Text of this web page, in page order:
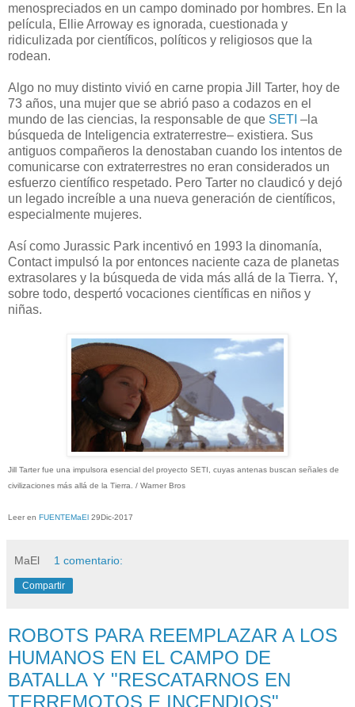
menospreciados en un campo dominado por hombres. En la
película, Ellie Arroway es ignorada, cuestionada y
ridiculizada por científicos, políticos y religiosos que la
rodean.
Algo no muy distinto vivió en carne propia Jill Tarter, hoy de
73 años, una mujer que se abrió paso a codazos en el
mundo de las ciencias, la responsable de que SETI –la
búsqueda de Inteligencia extraterrestre– existiera. Sus
antiguos compañeros la denostaban cuando los intentos de
comunicarse con extraterrestres no eran considerados un
esfuerzo científico respetado. Pero Tarter no claudicó y dejó
un legado increíble a una nueva generación de científicos,
especialmente mujeres.
Así como Jurassic Park incentivó en 1993 la dinomanía,
Contact impulsó la por entonces naciente caza de planetas
extrasolares y la búsqueda de vida más allá de la Tierra. Y,
sobre todo, despertó vocaciones científicas en niños y
niñas.
Jill Tarter fue una impulsora esencial del proyecto SETI, cuyas antenas buscan señales de
civilizaciones más allá de la Tierra. / Warner Bros
Leer en FUENTEMaEl 29Dic-2017
MaEl 1 comentario:
Compartir
ROBOTS PARA REEMPLAZAR A LOS
HUMANOS EN EL CAMPO DE
BATALLA Y "RESCATARNOS EN
TERREMOTOS E INCENDIOS"